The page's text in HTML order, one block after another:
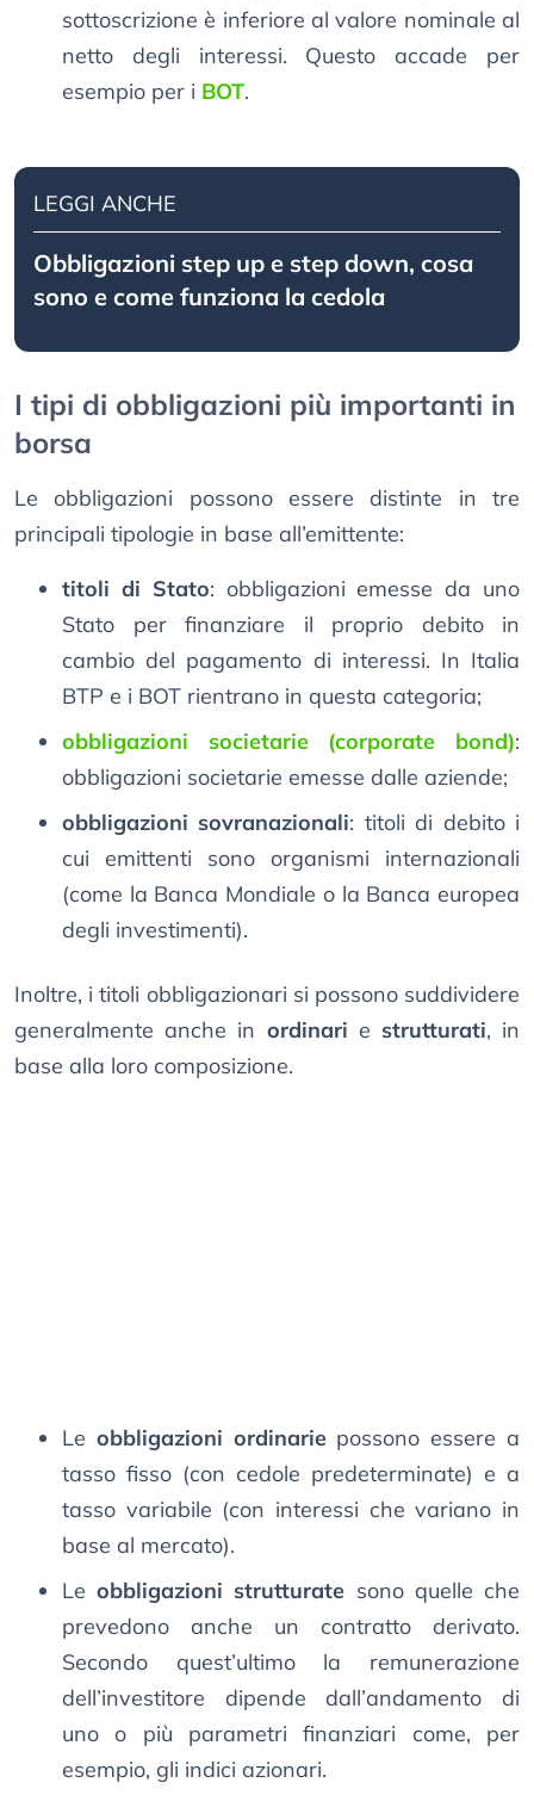
sottoscrizione è inferiore al valore nominale al
netto degli interessi. Questo accade per
esempio per i BOT.
LEGGI ANCHE
Obbligazioni step up e step down, cosa
sono e come funziona la cedola
I tipi di obbligazioni più importanti in
borsa
Le obbligazioni possono essere distinte in tre
principali tipologie in base all’emittente:
titoli di Stato: obbligazioni emesse da uno
Stato per finanziare il proprio debito in
cambio del pagamento di interessi. In Italia
BTP e i BOT rientrano in questa categoria;
obbligazioni societarie (corporate bond):
obbligazioni societarie emesse dalle aziende;
obbligazioni sovranazionali: titoli di debito i
cui emittenti sono organismi internazionali
(come la Banca Mondiale o la Banca europea
degli investimenti).
Inoltre, i titoli obbligazionari si possono suddividere
generalmente anche in ordinari e strutturati, in
base alla loro composizione.
Le obbligazioni ordinariepossono essere a
tasso fisso (con cedole predeterminate) e a
tasso variabile (con interessi che variano in
base al mercato).
Leobbligazioni strutturate sono quelle che
prevedono anche un contratto derivato.
Secondo quest’ultimo la remunerazione
dell’investitore dipende dall’andamento di
uno o più parametri finanziari come, per
esempio, gli indici azionari.